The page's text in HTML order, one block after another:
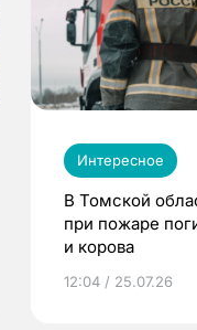
Интересное
В Томской
при пожаре
и корова
12:04 / 25.07.26